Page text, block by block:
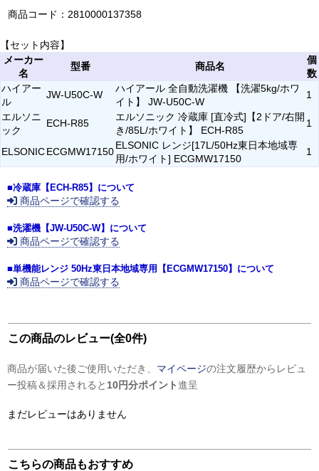
商品コード：2810000137358
【セット内容】
メーカー
名
型番 商品名
個
数
ハイアー
ル
JW-U50C-W
ハイアール 全自動洗濯機 【洗濯5kg/ホワ
イト】 JW-U50C-W
1
エルソニ
ック
ECH-R85
エルソニック 冷蔵庫 [直冷式]【2ドア/右開
き/85L/ホワイト】 ECH-R85
1
ELSONICECGMW17150
ELSONIC レンジ[17L/50Hz東日本地域専
用/ホワイト] ECGMW17150
1
■冷蔵庫【ECH-R85】について
商品ページで確認する
■洗濯機【JW-U50C-W】について
商品ページで確認する
■単機能レンジ 50Hz東日本地域専用【ECGMW17150】について
商品ページで確認する
この商品のレビュー(全0件)
商品が届いた後ご使用いただき、 マイページの注文履歴からレビュ
ー投稿＆採用されると 10円分ポイント進呈
まだレビューはありません
こちらの商品もおすすめ